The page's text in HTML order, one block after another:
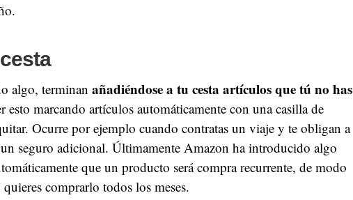
algo, terminan añadiéndose a tu cesta artículos que tú no has
esto marcando artículos automáticamente con una casilla de
Ocurre por ejemplo cuando contratas un viaje y te obligan a
seguro adicional. Últimamente Amazon ha introducido algo
que un producto será compra recurrente, de modo
comprarlo todos los meses.